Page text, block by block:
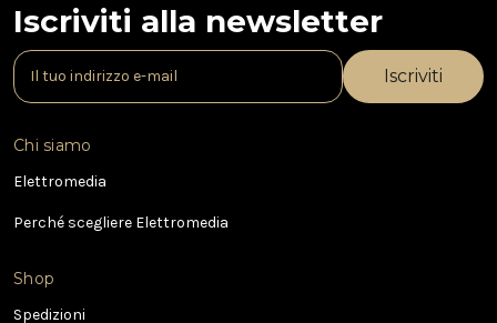
Iscriviti alla newsletter
I
n
r
i
z
e
m
Chi siamo
Elettromedia
Perché scegliere Elettromedia
Shop
Spedizioni